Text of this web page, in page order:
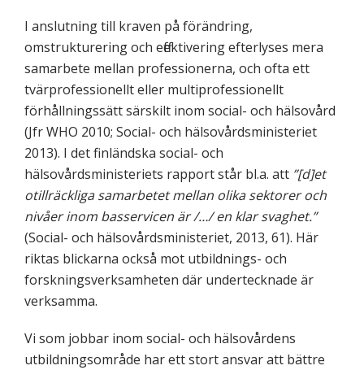
I anslutning till kraven på förändring,
omstrukturering och effektivering efterlyses mera
samarbete mellan professionerna, och ofta ett
tvärprofessionellt eller multiprofessionellt
förhållningssätt särskilt inom social- och hälsovård
(Jfr WHO 2010; Social- och hälsovårdsministeriet
2013). I det finländska social- och
hälsovårdsministeriets rapport står bl.a. att ”[d]et
otillräckliga samarbetet mellan olika sektorer och
nivåer inom basservicen är /…/ en klar svaghet.”
(Social- och hälsovårdsministeriet, 2013, 61). Här
riktas blickarna också mot utbildnings- och
forskningsverksamheten där undertecknade är
verksamma.
Vi som jobbar inom social- och hälsovårdens
utbildningsområde har ett stort ansvar att bättre